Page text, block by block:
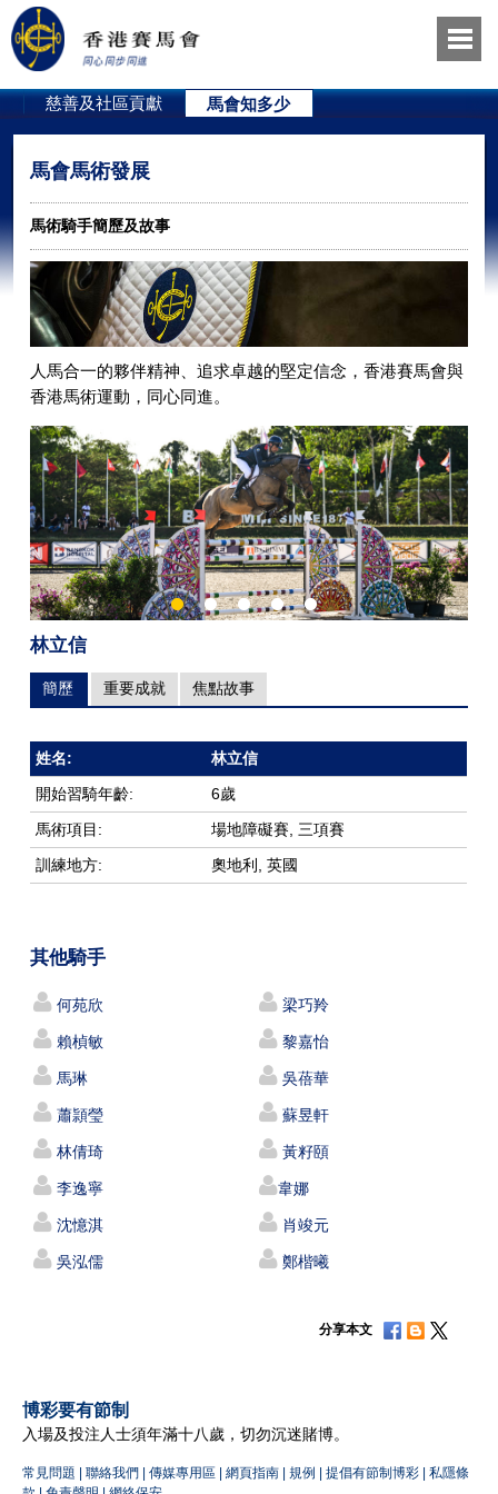
慈善及社區貢獻 馬會知多少
馬會馬術發展
馬術騎手簡歷及故事
人馬合一的夥伴精神、追求卓越的堅定信念，香港賽馬會與
香港馬術運動，同心同進。
林立信
簡歷 重要成就 焦點故事
姓名:
林立信
開始習騎年齡:
6歲
馬術項目:
場地障礙賽, 三項賽
訓練地方:
奧地利, 英國
其他騎手
何苑欣 梁巧羚
賴楨敏 黎嘉怡
馬琳 吳蓓華
蕭頴瑩 蘇昱軒
林倩琦 黃籽頤
李逸寧 韋娜
沈憶淇 肖竣元
吳泓儒 鄭楷曦
分享本文
博彩要有節制
入場及投注人士須年滿十八歲，切勿沉迷賭博。
常見問題 聯絡我們 傳媒專用區 網頁指南 規例 提倡有節制博彩
私隱條